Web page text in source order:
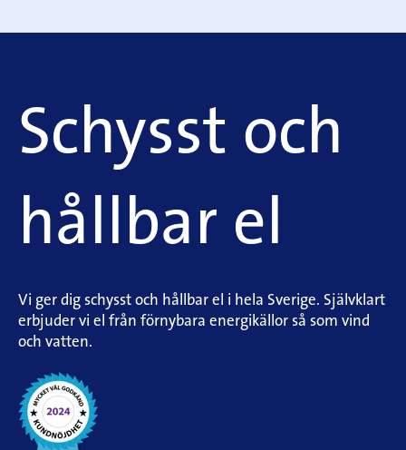
Schysst och
hållbar el
Vi ger dig schysst och hållbar el i hela Sverige. Självklart
erbjuder vi el från förnybara energikällor så som vind
och vatten.